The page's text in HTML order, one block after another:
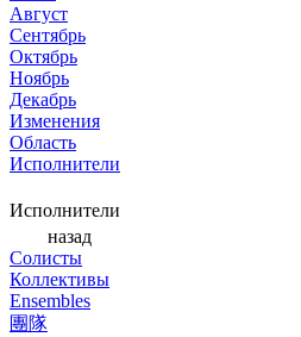
Август
Сентябрь
Октябрь
Ноябрь
Декабрь
Изменения
Область
Исполнители
Исполнители
назад
Солисты
Коллективы
Ensembles
團隊